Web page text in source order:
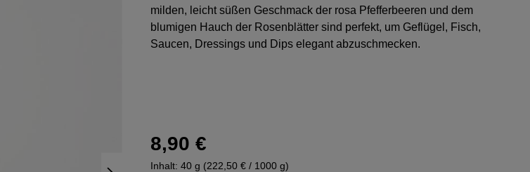
milden, leicht süßen Geschmack der rosa Pfefferbeeren und dem
blumigen Hauch der Rosenblätter sind perfekt, um Geflügel, Fisch,
Saucen, Dressings und Dips elegant abzuschmecken.
Regulärer Preis:
8,90 €
Inhalt: 40 g (222,50 € / 1000 g)